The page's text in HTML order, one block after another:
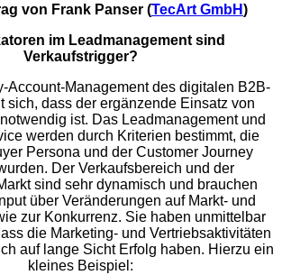
von Frank Panser (TecArt GmbH)
im Leadmanagement sind
Verkaufstrigger?
Account-Management des digitalen B2B-
sich, dass der ergänzende Einsatz von
ist. Das Leadmanagement und
werden durch Kriterien bestimmt, die
Persona und der Customer Journey
Der Verkaufsbereich und der
sind sehr dynamisch und brauchen
über Veränderungen auf Markt- und
zur Konkurrenz. Sie haben unmittelbar
die Marketing- und Vertriebsaktivitäten
auf lange Sicht Erfolg haben. Hierzu ein
kleines Beispiel: